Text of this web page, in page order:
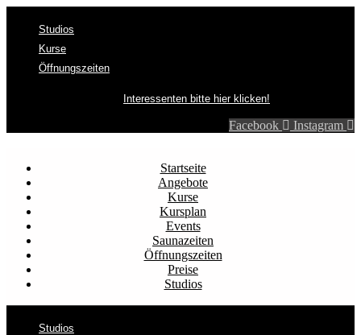
Studios
Kurse
Öffnungszeiten
Interessenten bitte hier klicken!
Facebook Instagram
Startseite
Angebote
Kurse
Kursplan
Events
Saunazeiten
Öffnungszeiten
Preise
Studios
Studios